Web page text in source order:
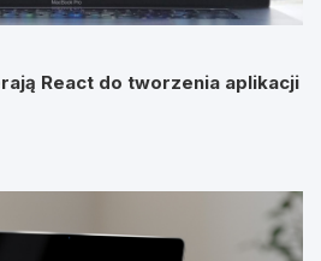
React do tworzenia aplikacji